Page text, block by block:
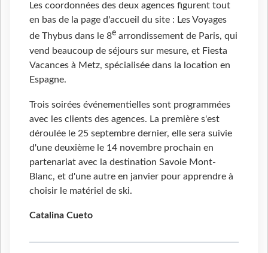
Les coordonnées des deux agences figurent tout
en bas de la page d'accueil du site : Les Voyages
de Thybus dans le 8e arrondissement de Paris, qui
vend beaucoup de séjours sur mesure, et Fiesta
Vacances à Metz, spécialisée dans la location en
Espagne.
Trois soirées événementielles sont programmées
avec les clients des agences. La première s'est
déroulée le 25 septembre dernier, elle sera suivie
d'une deuxième le 14 novembre prochain en
partenariat avec la destination Savoie Mont-
Blanc, et d'une autre en janvier pour apprendre à
choisir le matériel de ski.
Catalina Cueto